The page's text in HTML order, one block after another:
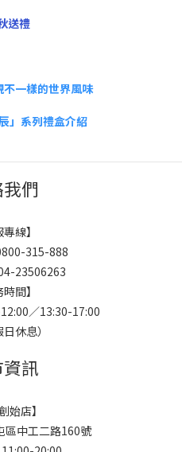
送禮
一樣的世界風味
」系列禮盒介紹
們
專線】
315-888
23506263
時間】
／13:30-17:00
日休息）
訊
始店】
區中工二路160號